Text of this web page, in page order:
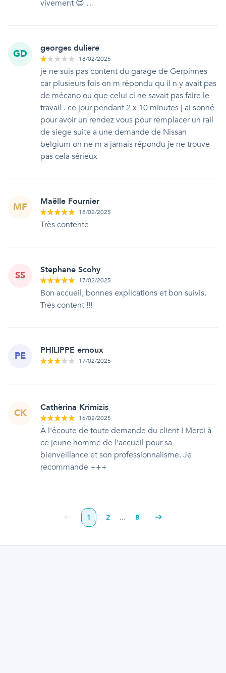
vivement 😊 …
GD georges duliere
18/02/2025
je ne suis pas content du garage de Gerpinnes
car plusieurs fois on m répondu qu il n y avait pas
de mécano ou que celui ci ne savait pas faire le
travail . ce jour pendant 2 x 10 minutes j ai sonné
pour avoir un rendez vous pour remplacer un rail
de siege suite a une demande de Nissan
belgium on ne m a jamais répondu je ne trouve
pas cela sérieux
MF Maëlle Fournier
18/02/2025
Très contente
SS Stephane Scohy
17/02/2025
Bon accueil, bonnes explications et bon suivis.
Très content !!!
PE PHILIPPE ernoux
17/02/2025
CK Cathèrina Krimizis
16/02/2025
À l'écoute de toute demande du client ! Merci à
ce jeune homme de l'accueil pour sa
bienveillance et son professionnalisme. Je
recommande +++
1 2 ... 8